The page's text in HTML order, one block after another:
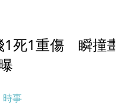
1死1重傷 瞬撞
時事